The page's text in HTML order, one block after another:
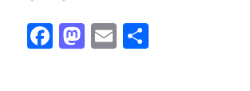
Facebook
Mastodon
Email